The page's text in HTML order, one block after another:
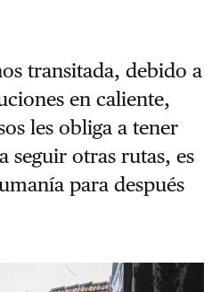
transitada, debido a
en caliente,
les obliga a tener
seguir otras rutas, es
para después